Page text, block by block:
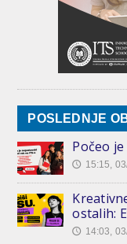
POSLEDNJE
Počeo
🕔 15:15,
ostalih:
🕔 14:03,